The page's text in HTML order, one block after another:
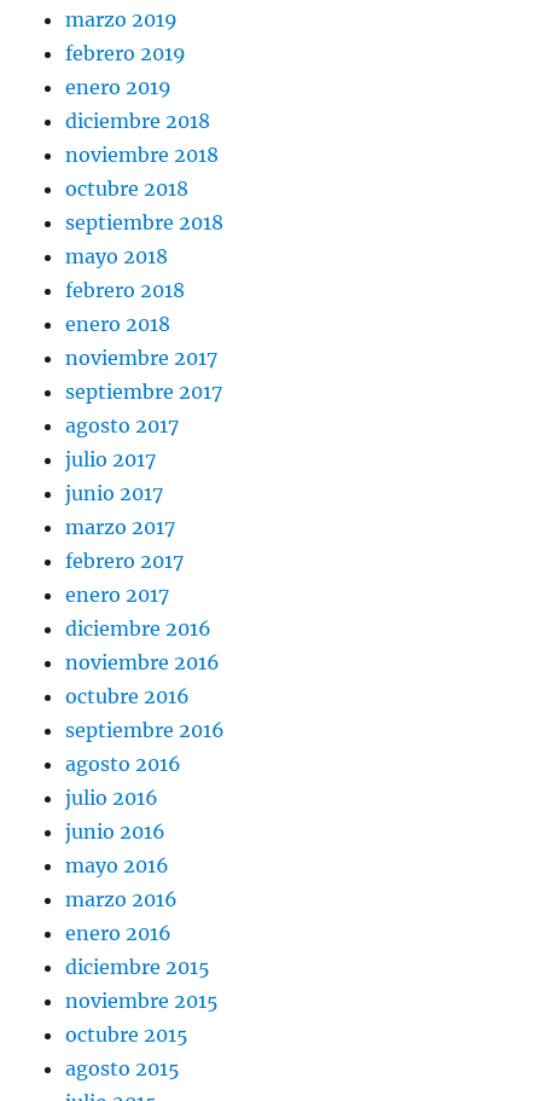
marzo 2019
febrero 2019
enero 2019
diciembre 2018
noviembre 2018
octubre 2018
septiembre 2018
mayo 2018
febrero 2018
enero 2018
noviembre 2017
septiembre 2017
agosto 2017
julio 2017
junio 2017
marzo 2017
febrero 2017
enero 2017
diciembre 2016
noviembre 2016
octubre 2016
septiembre 2016
agosto 2016
julio 2016
junio 2016
mayo 2016
marzo 2016
enero 2016
diciembre 2015
noviembre 2015
octubre 2015
agosto 2015